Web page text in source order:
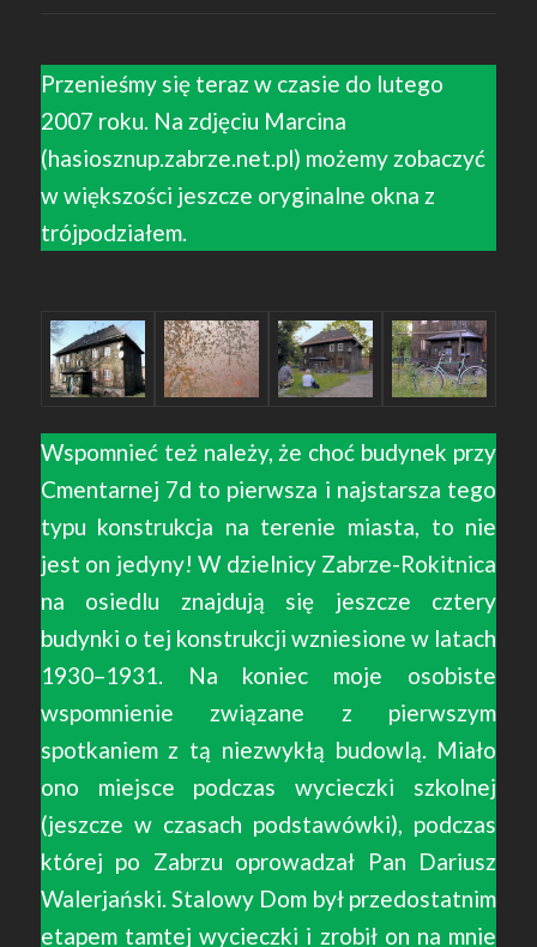
Przenieśmy się teraz w czasie do lutego
2007 roku. Na zdjęciu Marcina
(hasiosznup.zabrze.net.pl) możemy zobaczyć
w większości jeszcze oryginalne okna z
trójpodziałem.
Wspomnieć też należy, że choć budynek przy
Cmentarnej 7d to pierwsza i najstarsza tego
typu konstrukcja na terenie miasta, to nie
jest on jedyny! W dzielnicy Zabrze-Rokitnica
na osiedlu znajdują się jeszcze cztery
budynki o tej konstrukcji wzniesione w latach
1930–1931. Na koniec moje osobiste
wspomnienie związane z pierwszym
spotkaniem z tą niezwykłą budowlą. Miało
ono miejsce podczas wycieczki szkolnej
(jeszcze w czasach podstawówki), podczas
której po Zabrzu oprowadzał Pan Dariusz
Walerjański. Stalowy Dom był przedostatnim
etapem tamtej wycieczki i zrobił on na mnie